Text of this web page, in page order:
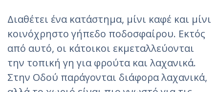
Διαθέτει ένα κατάστημα, μίνι καφέ και μίνι
κοινόχρηστο γήπεδο ποδοσφαίρου. Εκτός
από αυτό, οι κάτοικοι εκμεταλλεύονται
την τοπική γη για φρούτα και λαχανικά.
Στην Οδού παράγονται διάφορα λαχανικά,